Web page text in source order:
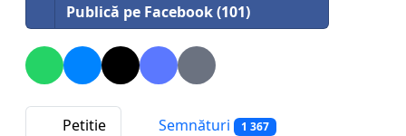
Publică pe Facebook (101)
Petitie Semnături 1 367